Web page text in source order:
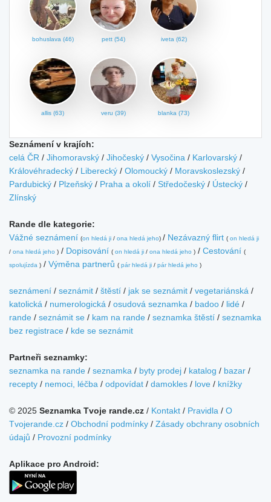
bohuslava (46) pett (54) iveta (62)
allis (63) veru (39) blanka (73)
Seznámení v krajích:
celá ČR / Jihomoravský / Jihočeský / Vysočina / Karlovarský /
Královéhradecký / Liberecký / Olomoucký / Moravskoslezský /
Pardubický / Plzeňský / Praha a okolí / Středočeský / Ústecký /
Zlínský
Rande dle kategorie:
Vážné seznámení (on hledá ji / ona hledá jeho) / Nezávazný flirt ( on hledá ji
/ ona hledá jeho ) / Dopisování ( on hledá ji / ona hledá jeho ) / Cestování (
spolujízda ) / Výměna partnerů ( pár hledá ji / pár hledá jeho )
seznámení / seznámit / štěstí / jak se seznámit / vegetariánská /
katolická / numerologická / osudová seznamka / badoo / lidé /
rande / seznámit se / kam na rande / seznamka štěstí / seznamka
bez registrace / kde se seznámit
Partneři seznamky:
seznamka na rande / seznamka / byty prodej / katalog / bazar /
recepty / nemoci, léčba / odpovídat / damokles / love / knížky
© 2025 Seznamka Tvoje rande.cz / Kontakt / Pravidla / O
Tvojerande.cz / Obchodní podmínky / Zásady obchrany osobních
údajů / Provozní podmínky
Aplikace pro Android: